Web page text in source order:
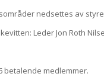
nedsettes av
Leder Jon Roth
betalende medlemmer.